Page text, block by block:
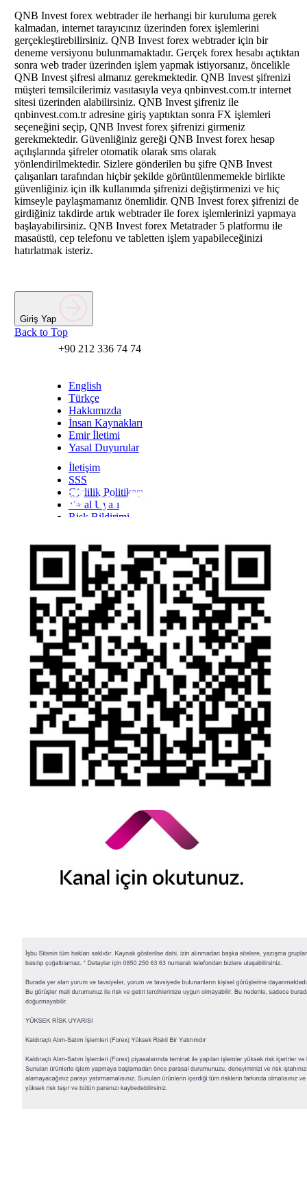
QNB Invest forex webtrader ile herhangi bir kuruluma gerek
kalmadan, internet tarayıcınız üzerinden forex işlemlerini
gerçekleştirebilirsiniz. QNB Invest forex webtrader için bir
deneme versiyonu bulunmamaktadır. Gerçek forex hesabı açtıktan
sonra web trader üzerinden işlem yapmak istiyorsanız, öncelikle
QNB Invest şifresi almanız gerekmektedir. QNB Invest şifrenizi
müşteri temsilcilerimiz vasıtasıyla veya qnbinvest.com.tr internet
sitesi üzerinden alabilirsiniz. QNB Invest şifreniz ile
qnbinvest.com.tr adresine giriş yaptıktan sonra FX işlemleri
seçeneğini seçip, QNB Invest forex şifrenizi girmeniz
gerekmektedir. Güvenliğiniz gereği QNB Invest forex hesap
açılışlarında şifreler otomatik olarak sms olarak
yönlendirilmektedir. Sizlere gönderilen bu şifre QNB Invest
çalışanları tarafından hiçbir şekilde görüntülenmemekle birlikte
güvenliğiniz için ilk kullanımda şifrenizi değiştirmenizi ve hiç
kimseyle paylaşmamanız önemlidir. QNB Invest forex şifrenizi de
girdiğiniz takdirde artık webtrader ile forex işlemlerinizi yapmaya
başlayabilirsiniz. QNB Invest forex Metatrader 5 platformu ile
masaüstü, cep telefonu ve tabletten işlem yapabileceğinizi
hatırlatmak isteriz.
Giriş Yap
Back to Top
+90 212 336 74 74
English
Türkçe
Hakkımızda
İnsan Kaynakları
Emir İletimi
Yasal Duyurular
İletişim
SSS
Gizlilik Politikası
Yasal Uyarı
Risk Bildirimi
YTM - Zamanaşımına Uğrayacak Emanet ve
Alacaklar
Olağanüstü Piyasa Koşulları
Bilgi Toplumu Hizmetleri
TwittLinkYoutWhatsapp